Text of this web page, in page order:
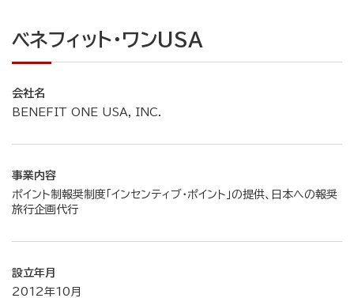
ベネフィット・ワンUSA
会社名
BENEFIT ONE USA, INC.
事業内容
ポイント制報奨制度「インセンティブ・ポイント」の提供、日本への報奨
旅行企画代行
設立年月
2012年10月